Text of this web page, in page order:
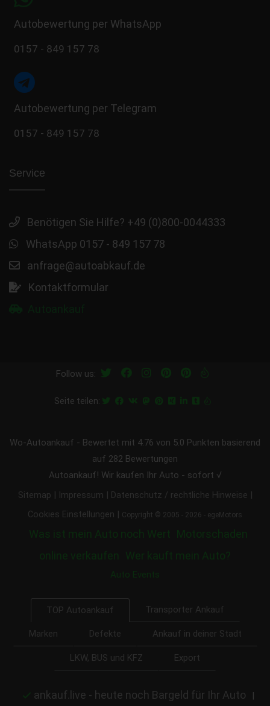
Autobewertung per WhatsApp
0157 - 849 157 78
Autobewertung per Telegram
0157 - 849 157 78
Service
Benötigen Sie Hilfe? +49 (0)800-0044333
WhatsApp 0157 - 849 157 78
anfrage@autoabkauf.de
Kontaktformular
Follow us:
Seite teilen:
Wo-Autoankauf - Bewertet mit 4.76 von 5.0 Punkten basierend
auf 282 Bewertungen
Autoankauf! Wir kaufen Ihr Auto - sofort √
Sitemap Impressum Datenschutz / rechtliche Hinweise
Cookies Einstellungen Copyright © 2005 - 2026 - egeMotors
Was ist mein Auto noch Wert Motorschaden
online verkaufen
Wer kauft mein Auto?
Auto Events
TOP Autoankauf Transporter Ankauf
Marken Defekte Ankauf in deiner Stadt
LKW, BUS und KFZ Export
ankauf.live - heute noch Bargeld für Ihr Auto